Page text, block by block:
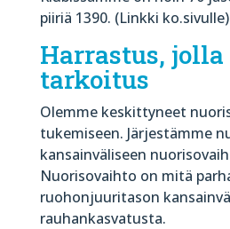
piiriä 1390. (Linkki
Harrastus, jolla
tarkoitus
Olemme keskittyneet
tukemiseen. Järjestämme
kansainväliseen
Nuorisovaihto on mitä
ruohonjuuritason
rauhankasvatusta.